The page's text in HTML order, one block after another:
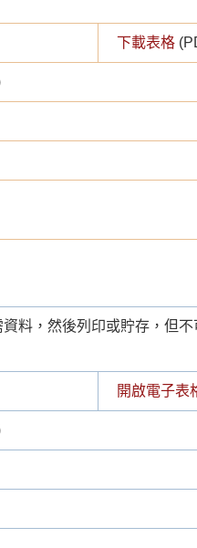
下載表格
料，然後列印或貯存，但不
開啟電子表